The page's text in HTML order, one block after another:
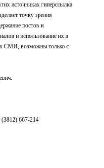
источниках гиперссылка
точку зрения
постов и
и использование их в
СМИ, возможны только с
667-214